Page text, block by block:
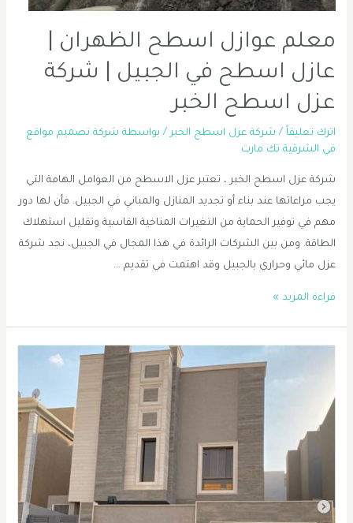
معلم عوازل اسطح الظهران |
عازل اسطح في الجبيل | شركة
عزل اسطح الخبر
اترك تعليقاً / شركة عزل اسطح الخبر/ بواسطة شركة تصميم مواقع
في الشرقية تك مارت
شركة عزل اسطح الخبر ، تعتبر عزل الاسطح من العوامل الهامة التي
يجب مراعاتها عند بناء أو تجديد المنازل والمباني في الجبيل. فأن لها دور
مهم في توفير الحماية من التغيرات المناخية القاسية وتقليل استهلاك
الطاقة. ومن بين الشركات الرائدة في هذا المجال في الجبيل، نجد شركة
عزل مائي وحراري بالجبيل وقد اهتمت في تقديم …
معلم
عازل
اسطح
شركة
قراءة المزيد »